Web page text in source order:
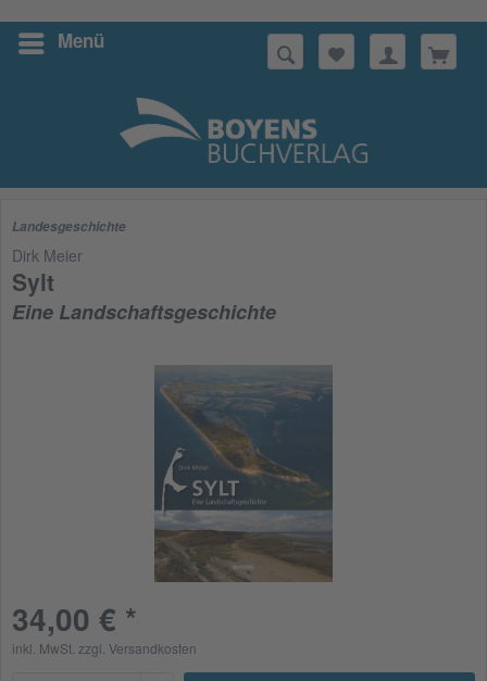
Menü
Suchen
Landesgeschichte
Dirk Meier
Sylt
Eine Landschaftsgeschichte
34,00 € *
inkl. MwSt. zzgl. Versandkosten